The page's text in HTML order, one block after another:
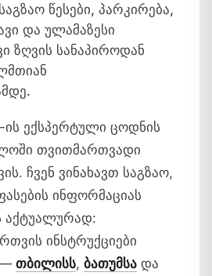
წესები, პარკირება,
და ულამაზესი
ზღვის სანაპიროდან
ის ექსპერტული ცოდნის
თვითმართვადი
ჩვენ ვინახავთ საგზაო,
ინფორმაციას
აქტუალურად:
ინსტრუქციები
— თბილისს, ბათუმსა და